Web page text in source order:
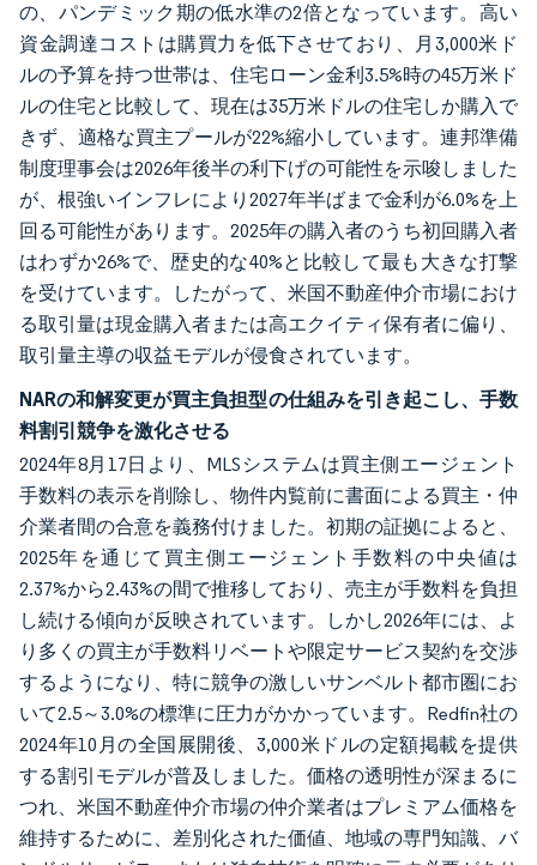
の、パンデミック期の低水準の2倍となっています。高い
資金調達コストは購買力を低下させており、月3,000米ド
ルの予算を持つ世帯は、住宅ローン金利3.5%時の45万米ド
ルの住宅と比較して、現在は35万米ドルの住宅しか購入で
きず、適格な買主プールが22%縮小しています。連邦準備
制度理事会は2026年後半の利下げの可能性を示唆しました
が、根強いインフレにより2027年半ばまで金利が6.0%を上
回る可能性があります。2025年の購入者のうち初回購入者
はわずか26%で、歴史的な40%と比較して最も大きな打撃
を受けています。したがって、米国不動産仲介市場におけ
る取引量は現金購入者または高エクイティ保有者に偏り、
取引量主導の収益モデルが侵食されています。
NARの和解変更が買主負担型の仕組みを引き起こし、手数
料割引競争を激化させる
2024年8月17日より、MLSシステムは買主側エージェント
手数料の表示を削除し、物件内覧前に書面による買主・仲
介業者間の合意を義務付けました。初期の証拠によると、
2025年を通じて買主側エージェント手数料の中央値は
2.37%から2.43%の間で推移しており、売主が手数料を負担
し続ける傾向が反映されています。しかし2026年には、よ
り多くの買主が手数料リベートや限定サービス契約を交渉
するようになり、特に競争の激しいサンベルト都市圏にお
いて2.5～3.0%の標準に圧力がかかっています。Redfin社の
2024年10月の全国展開後、3,000米ドルの定額掲載を提供
する割引モデルが普及しました。価格の透明性が深まるに
つれ、米国不動産仲介市場の仲介業者はプレミアム価格を
維持するために、差別化された価値、地域の専門知識、バ